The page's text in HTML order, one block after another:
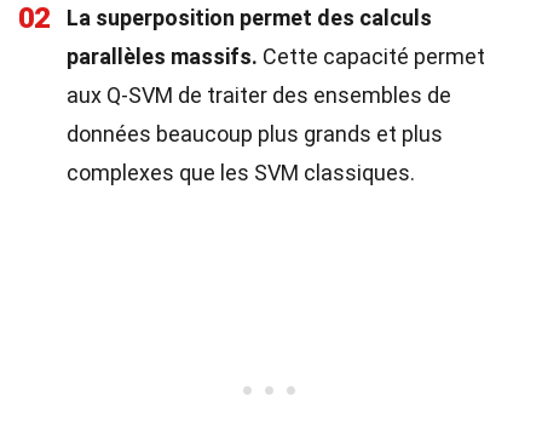
02
La superposition permet des calculs
parallèles massifs. Cette capacité permet
aux Q-SVM de traiter des ensembles de
données beaucoup plus grands et plus
complexes que les SVM classiques.